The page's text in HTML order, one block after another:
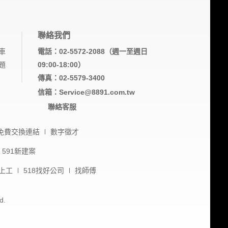
聯絡我們
電話：02-5572-2088（週一至週日
09:00-18:00）
傳真：02-5579-3400
信箱：Service@8891.com.tw
聯絡客服
費交換連結 數字徵才
591新建案
工 518找好公司 找師傅